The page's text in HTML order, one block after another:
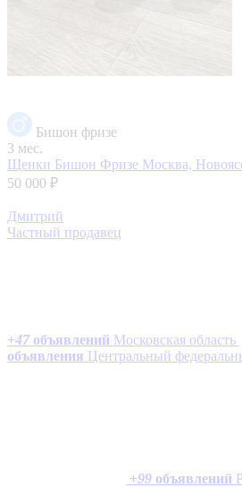
Бишон фризе
3 мес.
Щенки Бишон Фризе Москва,
50 000 ₽
Дмитрий
Частный продавец
+47 объявлений Московская область
объявления Центральный
+99 объявлений